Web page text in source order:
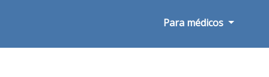
Para médicos